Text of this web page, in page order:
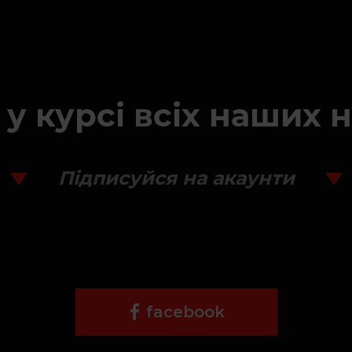
курсі всіх наших
Підписуйся на акаунти
facebook